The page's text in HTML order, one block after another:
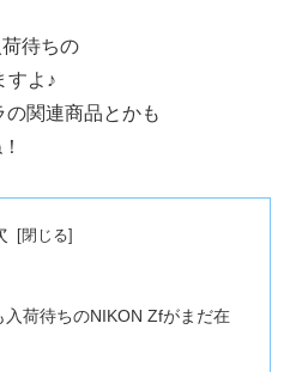
待ちの
すよ♪
関連商品とかも
入荷待ちのNIKON Zfがまだ在